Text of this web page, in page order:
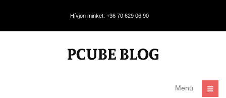
Hívjon minket: +36 70 629 06 90
Menü